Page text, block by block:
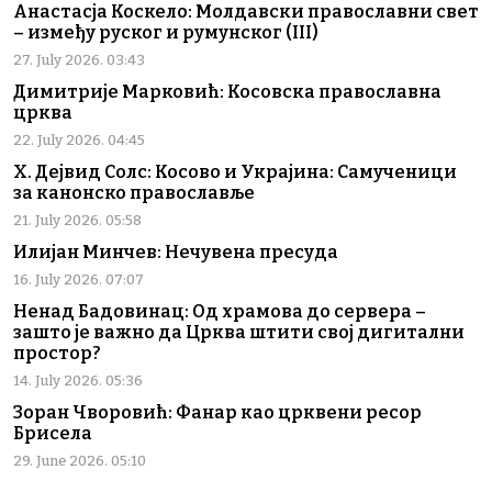
Анастасја Коскело: Молдавски православни свет
– између руског и румунског (III)
27. July 2026. 03:43
Димитрије Марковић: Косовска православна
црква
22. July 2026. 04:45
Х. Дејвид Солс: Косово и Украјина: Самученици
за канонско православље
21. July 2026. 05:58
Илијан Минчев: Нечувена пресуда
16. July 2026. 07:07
Ненад Бадовинац: Од храмова до сервера –
зашто је важно да Црква штити свој дигитални
простор?
14. July 2026. 05:36
Зоран Чворовић: Фанар као црквени ресор
Брисела
29. June 2026. 05:10